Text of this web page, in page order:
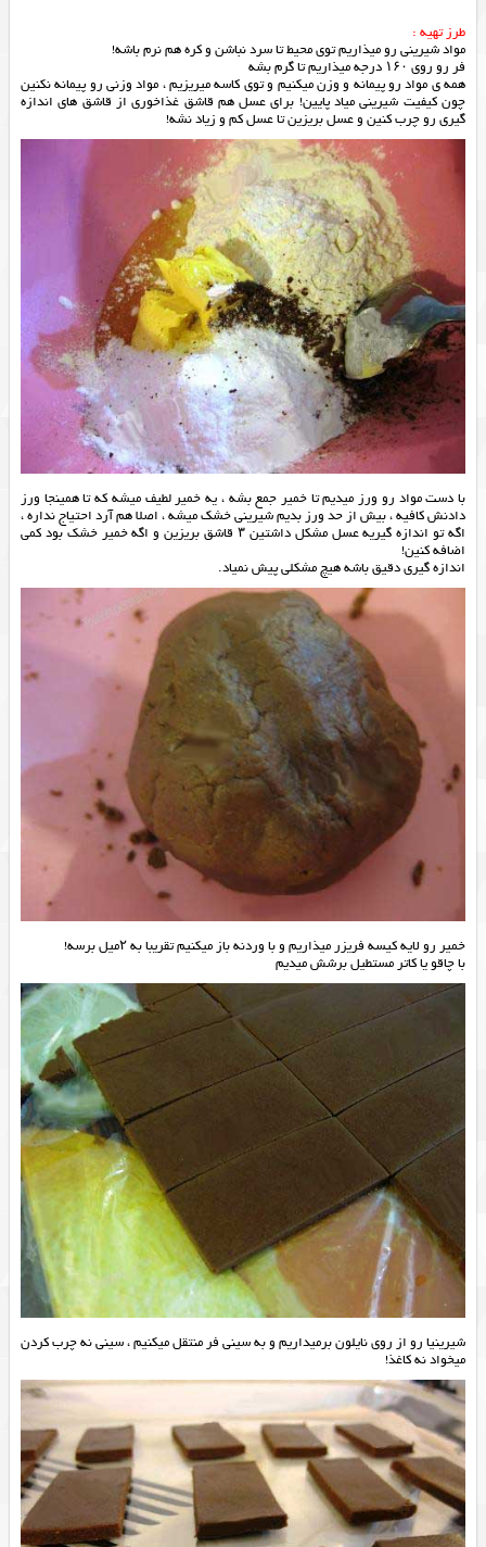
طرز تهیه :
مواد شیرینی رو میذاریم توی محیط تا سرد نباشن و کره هم نرم باشه!
فر رو روی ۱۶۰ درجه میذاریم تا گرم بشه
همه ی مواد رو پیمانه و وزن میکنیم و توی کاسه میریزیم ، مواد وزنی رو پیمانه نکنین
چون کیفیت شیرینی میاد پایین! برای عسل هم قاشق غذاخوری از قاشق های اندازه
گیری رو چرب کنین و عسل بریزین تا عسل کم و زیاد نشه!
با دست مواد رو ورز میدیم تا خمیر جمع بشه ، یه خمیر لطیف میشه که تا همینجا ورز
دادنش کافیه ، بیش از حد ورز بدیم شیرینی خشک میشه ، اصلا هم آرد احتیاج نداره ،
اگه تو اندازه گیریه عسل مشکل داشتین ۳ قاشق بریزین و اگه خمیر خشک بود کمی
اضافه کنین!
اندازه گیری دقیق باشه هیچ مشکلی پیش نمیاد.
خمیر رو لایه کیسه فریزر میذاریم و با وردنه باز میکنیم تقریبا به ۲میل برسه!
با چاقو یا کاتر مستطیل برشش میدیم
شیرینیا رو از روی نایلون برمیداریم و به سینی فر منتقل میکنیم ، سینی نه چرب کردن
میخواد نه کاغذ!